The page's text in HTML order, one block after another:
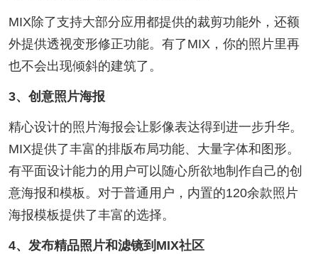
MIX除了支持大部分应用都提供的裁剪功能外，还额
外提供透视变形修正功能。有了MIX，你的照片里再
也不会出现倾斜的建筑了。
3、创意照片海报
精心设计的照片海报会让影像表达得到进一步升华。
MIX提供了丰富的排版布局功能、大量字体和图形。
有平面设计能力的用户可以随心所欲地制作自己的创
意海报和模板。对于普通用户，内置的120余款照片
海报模板提供了丰富的选择。
4、发布精品照片和滤镜到MIX社区